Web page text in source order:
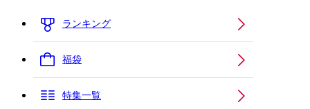
ランキング
福袋
特集一覧